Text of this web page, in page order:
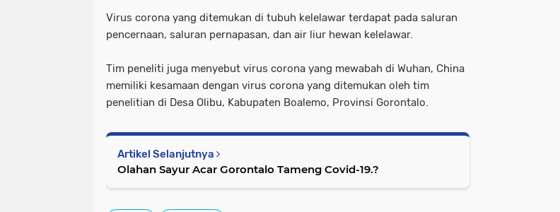
Virus corona yang ditemukan di tubuh kelelawar terdapat pada saluran
pencernaan, saluran pernapasan, dan air liur hewan kelelawar.
Tim peneliti juga menyebut virus corona yang mewabah di Wuhan, China
memiliki kesamaan dengan virus corona yang ditemukan oleh tim
penelitian di Desa Olibu, Kabupaten Boalemo, Provinsi Gorontalo.
Artikel Selanjutnya
Olahan Sayur Acar Gorontalo Tameng Covid-19.?